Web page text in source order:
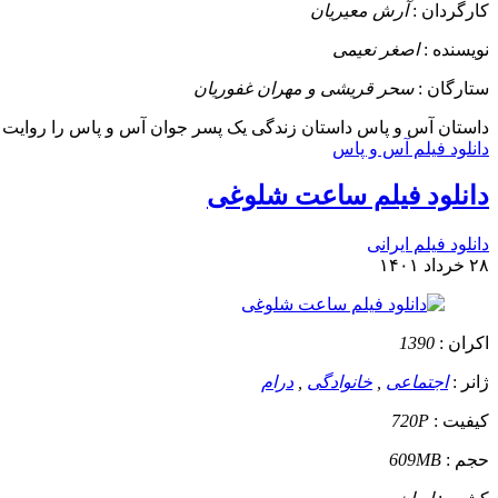
کارگردان :آرش معیریان
نویسنده :اصغر نعیمی
ستارگان :سحر قریشی و مهران غفوریان
داستان آس و پاس داستان زندگی یک پسر جوان آس و پاس را
دانلود فیلم آس و پاس
دانلود فیلم ساعت شلوغی
دانلود فیلم ایرانی
۲۸ خرداد ۱۴۰۱
اکران : 1390
ژانر :اجتماعی خانوادگی درام
کیفیت : 720P
حجم : 609MB